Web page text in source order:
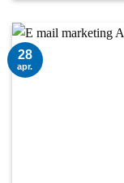
28
apr.